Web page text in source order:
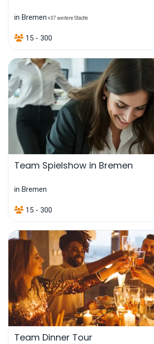
in Bremen +37 weitere Städte
15 - 300
Team Spielshow in Bremen
in Bremen
15 - 300
Team Dinner Tour